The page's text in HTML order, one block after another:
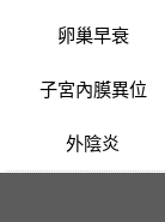
卵巢早衰
子宮內膜異位
外陰炎